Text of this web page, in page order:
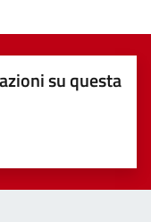
su questa